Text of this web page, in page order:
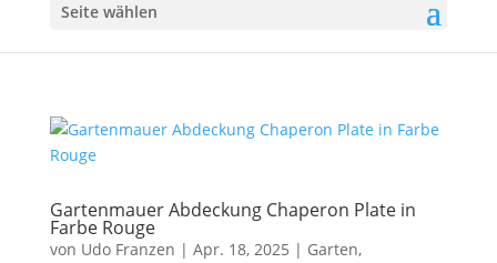
Seite wählen
Gartenmauer Abdeckung Chaperon Plate in
Farbe Rouge
von Udo Franzen | Apr. 18, 2025 | Garten,